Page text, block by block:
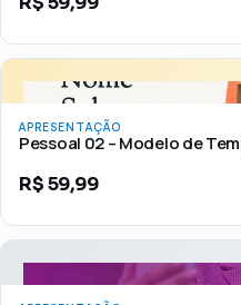
APRESENTAÇÃO
Pessoal 02 – Modelo de
R$59,99